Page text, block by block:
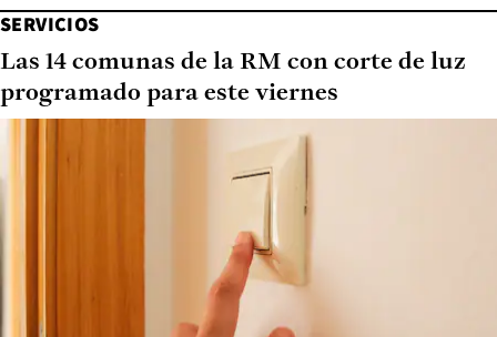
SERVICIOS
Las 14 comunas de la RM con corte de luz
programado para este viernes